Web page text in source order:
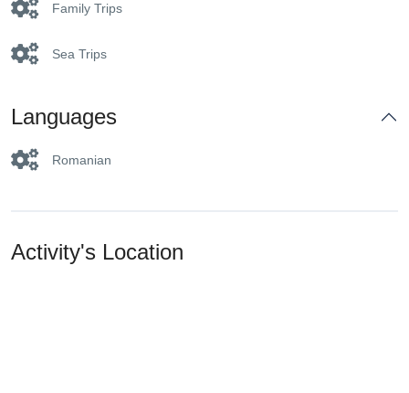
Family Trips
Sea Trips
Languages
Romanian
Activity's Location